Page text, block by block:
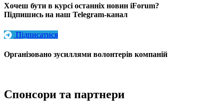
Хочеш бути в курсі останніх новин iForum?
Підпишись на наш Telegram-канал
Підписатися
Організовано зусиллями волонтерів компаній
Спонсори та партнери